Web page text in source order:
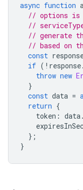
async function
// options is
//
// generate the
// based on
const
if ( ! response.
throw new
}
const data =
return {
token : data.
};
}